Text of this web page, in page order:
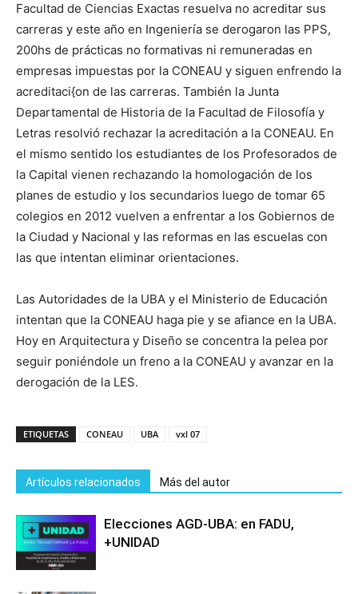
Facultad de Ciencias Exactas resuelva no acreditar sus
carreras y este año en Ingeniería se derogaron las PPS,
200hs de prácticas no formativas ni remuneradas en
empresas impuestas por la CONEAU y siguen enfrendo la
acreditaci{on de las carreras. También la Junta
Departamental de Historia de la Facultad de Filosofía y
Letras resolvió rechazar la acreditación a la CONEAU. En
el mismo sentido los estudiantes de los Profesorados de
la Capital vienen rechazando la homologación de los
planes de estudio y los secundarios luego de tomar 65
colegios en 2012 vuelven a enfrentar a los Gobiernos de
la Ciudad y Nacional y las reformas en las escuelas con
las que intentan eliminar orientaciones.
Las Autoridades de la UBA y el Ministerio de Educación
intentan que la CONEAU haga pie y se afiance en la UBA.
Hoy en Arquitectura y Diseño se concentra la pelea por
seguir poniéndole un freno a la CONEAU y avanzar en la
derogación de la LES.
ETIQUETAS CONEAU UBA vxl 07
Artículos relacionados Más del autor
Elecciones AGD-UBA: en FADU,
+UNIDAD